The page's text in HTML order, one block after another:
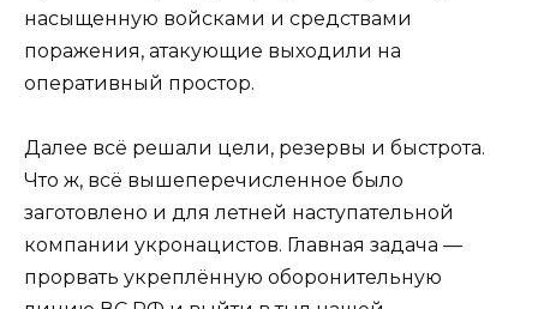
насыщенную войсками и средствами
поражения, атакующие выходили на
оперативный простор.
Далее всё решали цели, резервы и быстрота.
Что ж, всё вышеперечисленное было
заготовлено и для летней наступательной
компании укронацистов. Главная задача —
прорвать укреплённую оборонительную